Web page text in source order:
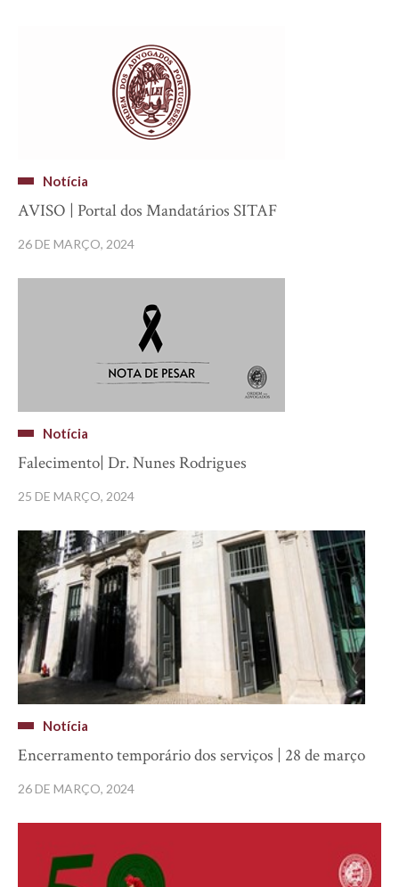
Notícia
AVISO | Portal dos Mandatários SITAF
26 DE MARÇO, 2024
Notícia
Falecimento| Dr. Nunes Rodrigues
25 DE MARÇO, 2024
Notícia
Encerramento temporário dos serviços | 28 de março
26 DE MARÇO, 2024